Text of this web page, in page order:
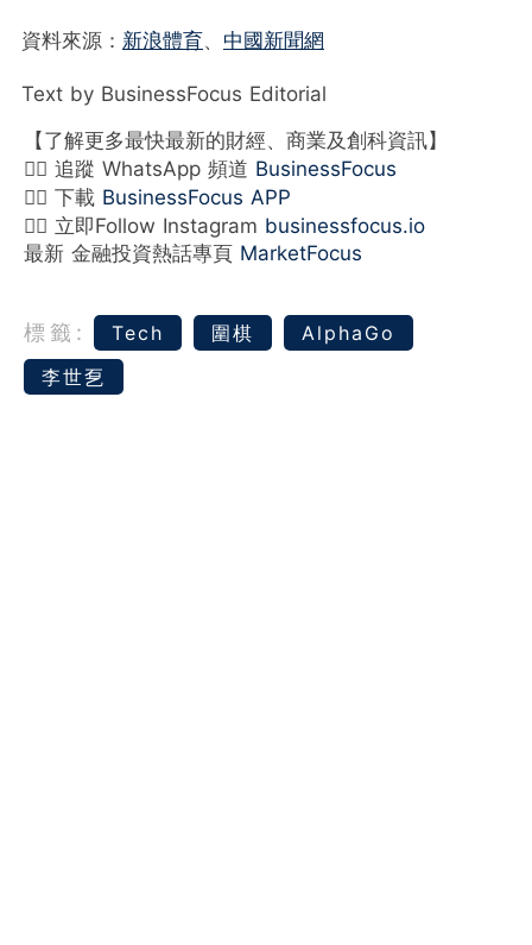
資料來源： 新浪體育、 中國新聞網
Text by BusinessFocus Editorial
【了解更多最快最新的財經、商業及創科資訊】
👉🏻 追蹤 WhatsApp 頻道 BusinessFocus
👉🏻 下載 BusinessFocus APP
👉🏻 立即Follow Instagram businessfocus.io
最新 金融投資熱話專頁 MarketFocus
標籤: Tech 圍棋
AlphaGo
李世乭